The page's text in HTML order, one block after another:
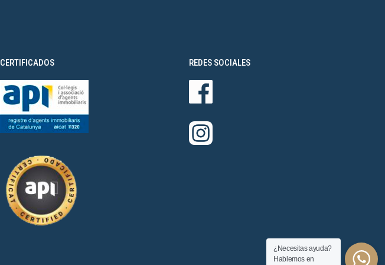
CERTIFICADOS REDES SOCIALES
¿Necesitas ayuda?
Hablemos en